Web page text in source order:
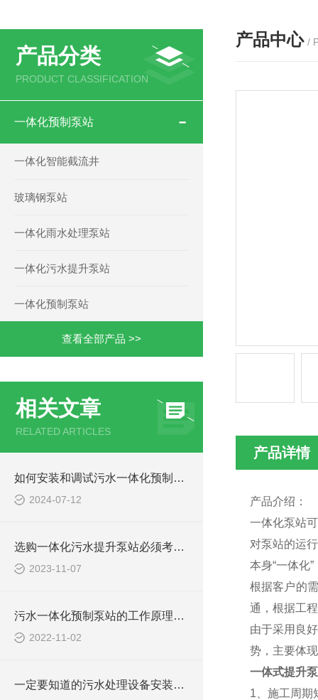
产品分类
PRODUCT CLASSIFICATION
一体化预制泵站
一体化智能截流井
玻璃钢泵站
一体化雨水处理泵站
一体化污水提升泵站
一体化预制泵站
查看全部产品 >>
相关文章
RELATED ARTICLES
如何安装和调试污水一体化预制泵站？
2024-07-12
选购一体化污水提升泵站必须考虑些什么问题？
2023-11-07
污水一体化预制泵站的工作原理，快来了解一下吧
2022-11-02
一定要知道的污水处理设备安装需知
产品中心 /
产品详情
产品介绍：
一体化泵站
对泵站的运
本身“一体化
根据客户的
通，根据工
由于采用良
势，主要体
一体式提升
1、施工周期